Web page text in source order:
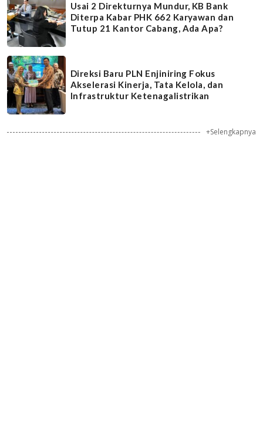
Usai 2 Direkturnya Mundur, KB Bank
Diterpa Kabar PHK 662 Karyawan dan
Tutup 21 Kantor Cabang, Ada Apa?
Direksi Baru PLN Enjiniring Fokus
Akselerasi Kinerja, Tata Kelola, dan
Infrastruktur Ketenagalistrikan
+Selengkapnya